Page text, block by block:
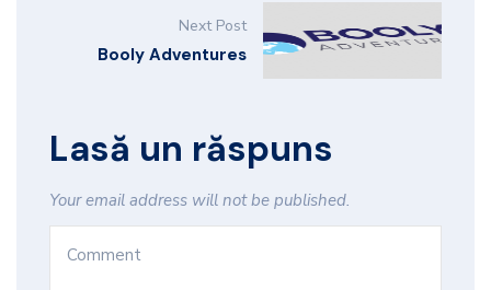
Next Post
Booly Adventures
Lasă un răspuns
Your email address will not be published.